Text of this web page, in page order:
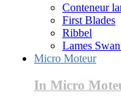
Conteneur
First Blades
Ribbel
Lames
Micro Moteur
In Micro